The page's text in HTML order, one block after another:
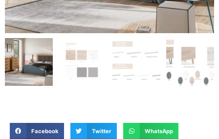
Facebook Twitter WhatsApp